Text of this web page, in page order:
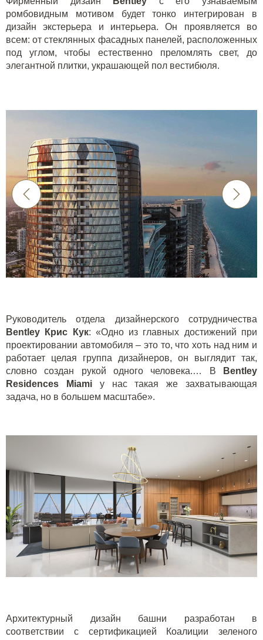
ромбовидным мотивом будет тонко интегрирован в
дизайн экстерьера и интерьера. Он проявляется во
всем: от стеклянных фасадных панелей, расположенных
под углом, чтобы естественно преломлять свет, до
элегантной плитки, украшающей пол вестибюля.
Руководитель отдела дизайнерского сотрудничества
Bentley Крис Кук: «Одно из главных достижений при
проектировании автомобиля – это то, что хоть над ним и
работает целая группа дизайнеров, он выглядит так,
словно создан рукой одного человека.… В
Bentley
Residences Miamiу нас такая же захватывающая
задача, но в большем масштабе».
Архитектурный дизайн башни разработан в
соответствии с сертификацией Коалиции зеленого